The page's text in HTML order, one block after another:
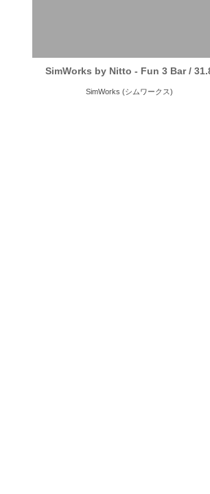
SimWorks by Nitto - Fun 3 Bar /
SimWorks (シムワークス)